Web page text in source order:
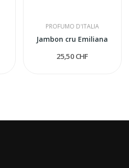
PROFUMO D'ITALIA
Jambon cru Emiliana
25,50 CHF